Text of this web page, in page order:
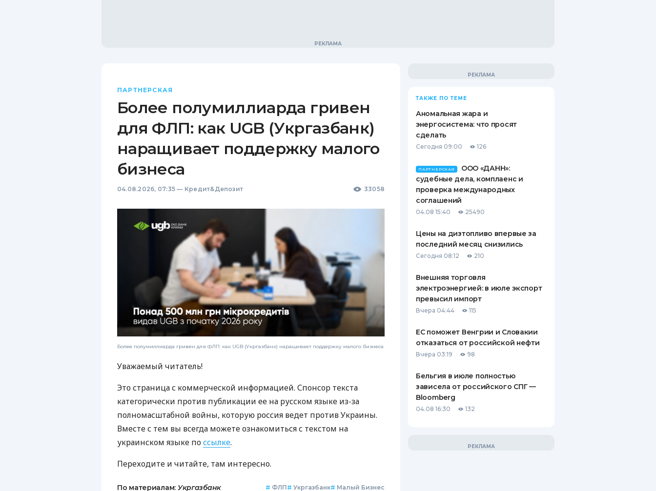
ПАРТНЕРСКАЯ
Более полумиллиарда гривен
для ФЛП: как UGB (Укргазбанк)
наращивает поддержку малого
бизнеса
04.08.2026, 07:35 — Кредит&Депозит 33058
Более полумиллиарда гривен для ФЛП: как UGB (Укргазбанк) наращивает поддержку малого бизнеса
Уважаемый читатель!
Это страница с коммерческой информацией. Спонсор текста
категорически против публикации ее на русском языке из-за
полномасштабной войны, которую россия ведет против Украины.
Вместе с тем вы всегда можете ознакомиться с текстом на
украинском языке поссылке.
Переходите и читайте, там интересно.
По материалам: Укргазбанк # ФЛП# Укргазбанк# Малый Бизнес
ТАКЖЕ ПО ТЕМЕ
Аномальная жара и
энергосистема: что просят
сделать
Сегодня 09:00 126
ПАРТНЕРСКАЯ
ООО «ДАНН»:
судебные дела, комплаенс и
проверка международных
соглашений
04.08 15:40 25490
Цены на дизтопливо впервые за
последний месяц снизились
Сегодня 08:12 210
Внешняя торговля
электроэнергией: в июле экспорт
превысил импорт
Вчера 04:44 115
ЕС поможет Венгрии и Словакии
отказаться от российской нефти
Вчера 03:19 98
Бельгия в июле полностью
зависела от российского СПГ —
Bloomberg
04.08 16:30 132